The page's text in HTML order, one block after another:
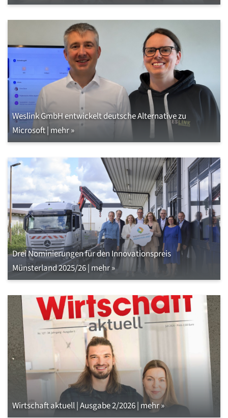
Weslink GmbH entwickelt deutsche Alternative zu
Microsoft | mehr »
Drei Nominierungen für den Innovationspreis
Münsterland 2025/26 | mehr »
Wirtschaft aktuell | Ausgabe 2/2026 | mehr »